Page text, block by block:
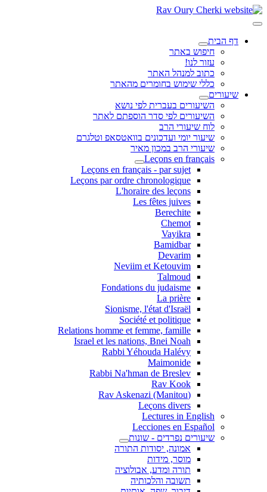
דף הבית
חיפוש באתר
עזור לנו!
כתוב למנהל האתר
כללי שימוש בחומרים מהאתר
שיעורים
השיעורים בעברית לפי נושא
השיעורים לפי סדר הוספתם לאתר
לוח שיעורי הרב
שיעור יומי ועדכונים בוואטסאפ וטלגרם
שיעורי הרב במכון מאיר
Leçons en français
Leçons en français - par sujet
Leçons par ordre chronologique
L'horaire des leçons
Les fêtes juives
Berechite
Chemot
Vayikra
Bamidbar
Devarim
Neviim et Ketouvim
Talmoud
Fondations du judaisme
La prière
Sionisme, l'état d'Israël
Société et politique
Relations homme et femme, famille
Israel et les nations, Bnei Noah
Rabbi Yéhouda Halévy
Maimonide
Rabbi Na'hman de Breslev
Rav Kook
(Rav Askenazi (Manitou
Leçons divers
Lectures in English
Lecciones en Español
שיעורים נפרדים - שונות
אמונה, יסודות התורה
מוסר, מידות
תורה ומדע, אבולוציה
תשובה והלכותיה